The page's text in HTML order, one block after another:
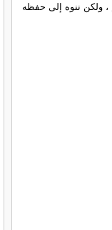
، ولكن ننوه إلى حفظه